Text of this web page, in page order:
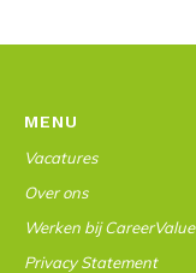
MENU
Vacatures
Over ons
Werken bij CareerValue
Privacy Statement